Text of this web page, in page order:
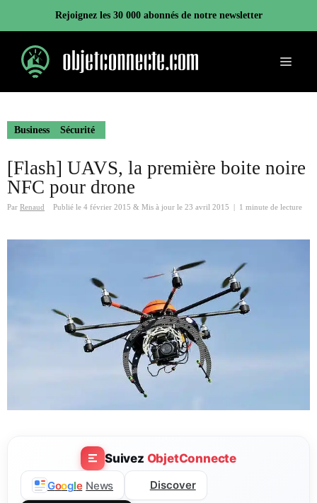
contenu
Rejoignez les 30 000 abonnés de notre newsletter
Menu
Business Sécurité
[Flash] UAVS, la première boite noire
NFC pour drone
Par Renaud Publié le 4 février 2015 & Mis à jour le 23 avril 2015 1 minute de lecture
Suivez ObjetConnecte
Google News Discover